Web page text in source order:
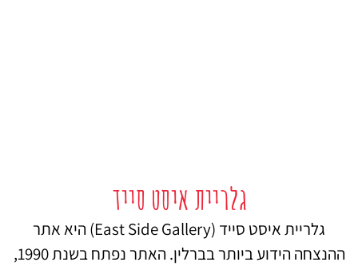
גלריית איסט סייד
גלריית איסט סייד (East Side Gallery) היא אתר
ההנצחה הידוע ביותר בברלין. האתר נפתח בשנת 1990,